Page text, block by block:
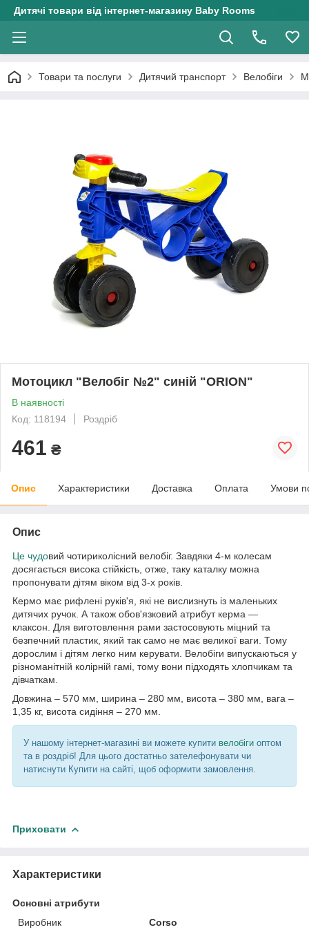
Дитячі товари від інтернет-магазину Baby Rooms
Товари та послуги Дитячий транспорт Велобіги
Мотоцикл "Велобіг №2" синій "ORION"
В наявності
Код: 118194
Роздріб
461 ₴
Опис Характеристики Доставка Оплата Умови
Опис
Це чудовий чотириколісний велобіг. Завдяки 4-м колесам
досягається висока стійкість, отже, таку каталку можна
пропонувати дітям віком від 3-х років.
Кермо має рифлені руків'я, які не вислизнуть із маленьких
дитячих ручок. А також обов'язковий атрибут керма —
клаксон. Для виготовлення рами застосовують міцний та
безпечний пластик, який так само не має великої ваги. Тому
дорослим і дітям легко ним керувати. Велобіги випускаються у
різноманітній колірній гамі, тому вони підходять хлопчикам та
дівчаткам.
Довжина – 570 мм, ширина – 280 мм, висота – 380 мм, вага –
1,35 кг, висота сидіння – 270 мм.
У нашому інтернет-магазині ви можете купити велобіги оптом
та в роздріб! Для цього достатньо зателефонувати чи
натиснути Купити на сайті, щоб оформити замовлення.
Приховати
Характеристики
Основні атрибути
Виробник
Corso